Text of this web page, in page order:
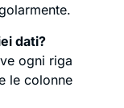
dati?
ogni riga
le colonne